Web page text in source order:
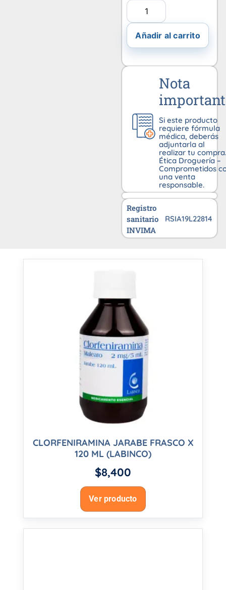
Añadir al carrito
Nota
Si este producto
requiere fórmula
médica, deberás
adjuntarla al
realizar tu compra.
Ética Droguería –
Comprometidos
una venta
responsable.
Registro
sanitario
INVIMA
RSIA19L22814
CLORFENIRAMINA JARABE FRASCO X
120 ML (LABINCO)
$8,400
Ver producto